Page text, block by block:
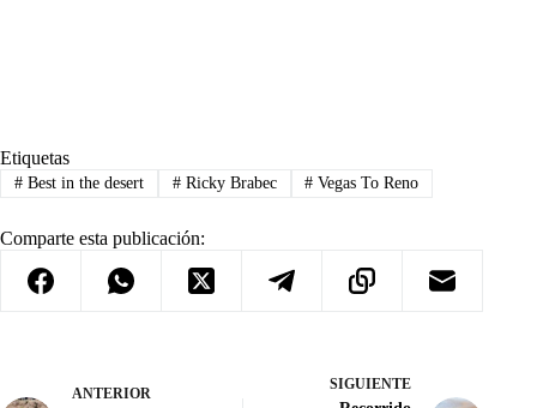
Etiquetas
#Best in the desert #Ricky Brabec # Vegas To Reno
Comparte esta publicación:
ANTERIOR
SIGUIENTE